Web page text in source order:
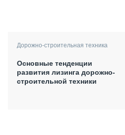
Дорожно-строительная техника
Основные тенденции
развития лизинга дорожно-
строительной техники